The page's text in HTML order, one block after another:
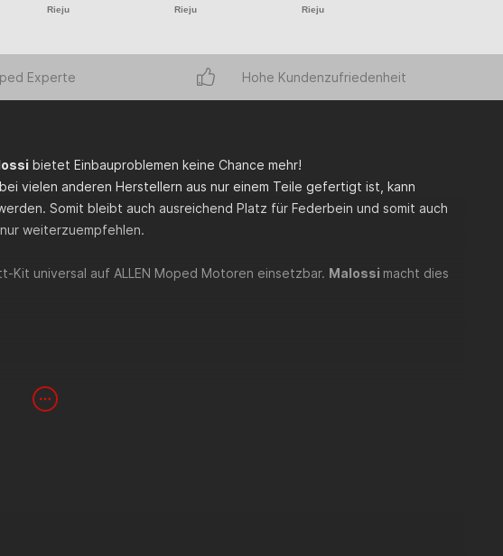
Rieju Rieju Rieju
Experte Hohe Kundenzufriedenheit
bietet Einbauproblemen keine Chance mehr!
vielen anderen Herstellern aus nur einem Teile gefertigt ist, kann
Somit bleibt auch ausreichend Platz für Federbein und somit auch
weiterzuempfehlen.
Kit universal auf ALLEN Moped Motoren einsetzbar. Malossi macht dies